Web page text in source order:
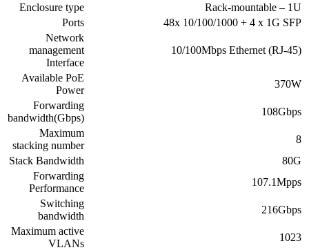
Rack-mountable – 1U
Enclosure type
48x 10/100/1000 + 4 x 1G SFP
Ports
10/100Mbps Ethernet (RJ-45)
Network
management
Interface
370W
Available PoE
Power
108Gbps
Forwarding
bandwidth(Gbps)
8
Maximum
stacking number
80G
Stack Bandwidth
107.1Mpps
Forwarding
Performance
216Gbps
Switching
bandwidth
1023
Maximum active
VLANs